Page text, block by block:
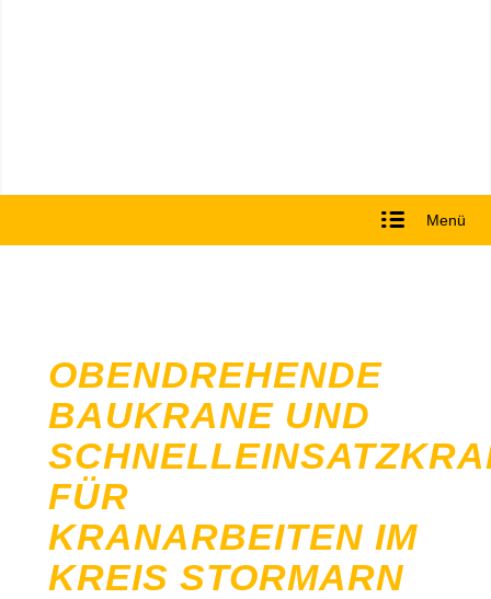
Menü
OBENDREHENDE
BAUKRANE UND
FÜR
KRANARBEITEN IM
KREIS STORMARN